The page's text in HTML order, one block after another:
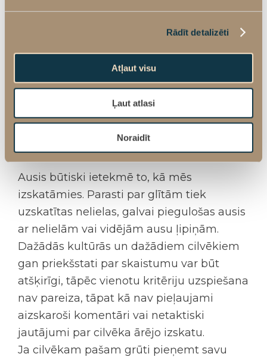
Rādīt detalizēti
Atļaut visu
Ļaut atlasi
Noraidīt
pats to nevēlas.
Arī iegūti ausu defekti var ietekmēt to, kā
auss ļipiņas iespējams koriģēt, pilnveidojot
Ausis un mūsu izskats
Ausis būtiski ietekmē to, kā mēs
izskatāmies. Parasti par glītām tiek
uzskatītas nelielas, galvai piegulošas ausis
ar nelielām vai vidējām ausu ļipiņām.
Dažādās kultūrās un dažādiem cilvēkiem
gan priekšstati par skaistumu var būt
atšķirīgi, tāpēc vienotu kritēriju uzspiešana
nav pareiza, tāpat kā nav pieļaujami
aizskaroši komentāri vai netaktiski
jautājumi par cilvēka ārējo izskatu.
Ja cilvēkam pašam grūti pieņemt savu